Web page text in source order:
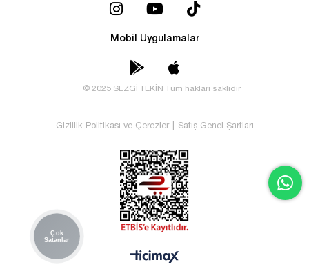
Mobil Uygulamalar
© 2025 SEZGİ TEKİN Tüm hakları saklıdır
Gizlilik Politikası ve Çerezler Satış Genel Şartları
Çok
Satanlar